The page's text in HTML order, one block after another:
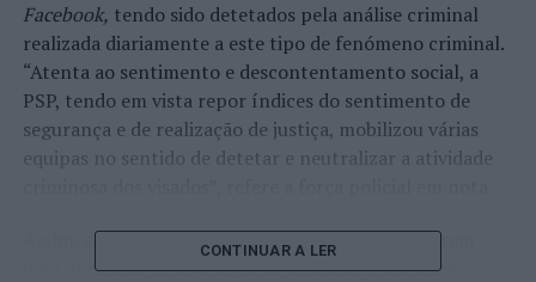
Facebook, tendo sido detetados pela análise criminal
realizada diariamente a este tipo de fenómeno criminal.
“Atenta ao sentimento e descontentamento social, a
PSP, tendo em vista repor índices do sentimento de
segurança e de realização de justiça, mobilizou várias
equipas no sentido de detetar e neutralizar a atividade
Assim, em menos de 48 horas, os Polícias montaram
uma operação de investigação criminal tendente a
CONTINUAR A LER